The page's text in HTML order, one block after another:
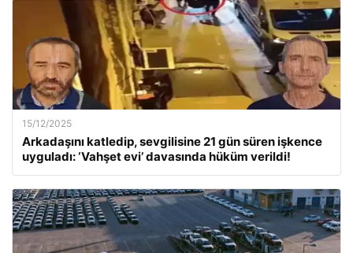
15/12/2025
Arkadaşını katledip, sevgilisine 21 gün süren işkence
uyguladı: ‘Vahşet evi’ davasında hüküm verildi!